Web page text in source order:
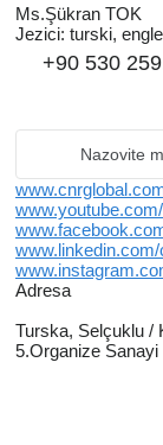
Ms.Şükran TOK
Jezici: turski,
+90 530
Nazovite
Adresa
Turska, Selçuklu /
5.Organize